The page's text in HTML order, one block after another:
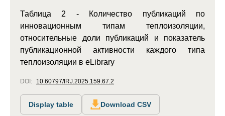
Таблица 2 - Количество публикаций по
инновационным типам теплоизоляции,
относительные доли публикаций и показатель
публикационной активности каждого типа
теплоизоляции в eLibrary
DOI: 10.60797/IRJ.2025.159.67.2
Display table Download CSV